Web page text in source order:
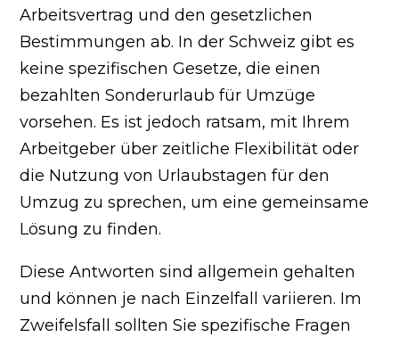
Arbeitsvertrag und den gesetzlichen
Bestimmungen ab. In der Schweiz gibt es
keine spezifischen Gesetze, die einen
bezahlten Sonderurlaub für Umzüge
vorsehen. Es ist jedoch ratsam, mit Ihrem
Arbeitgeber über zeitliche Flexibilität oder
die Nutzung von Urlaubstagen für den
Umzug zu sprechen, um eine gemeinsame
Lösung zu finden.
Diese Antworten sind allgemein gehalten
und können je nach Einzelfall variieren. Im
Zweifelsfall sollten Sie spezifische Fragen